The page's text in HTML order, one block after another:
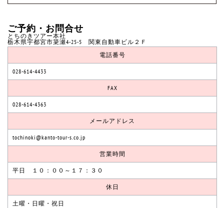
ご予約・お問合せ
とちのきツアー本社
栃木県宇都宮市簗瀬4-25-5 関東自動車ビル２Ｆ
電話番号
028-614-4433
FAX
028-614-4363
メールアドレス
tochinoki@kanto-tour-s.co.jp
営業時間
平日 １０：００～１７：３０
休日
土曜・日曜・祝日